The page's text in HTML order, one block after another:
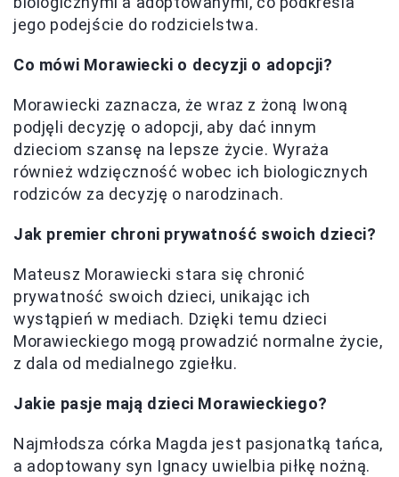
jego podejście do rodzicielstwa.
Co mówi Morawiecki o decyzji o adopcji?
Morawiecki zaznacza, że wraz z żoną Iwoną
podjęli decyzję o adopcji, aby dać innym
dzieciom szansę na lepsze życie. Wyraża
również wdzięczność wobec ich biologicznych
rodziców za decyzję o narodzinach.
Jak premier chroni prywatność swoich dzieci?
Mateusz Morawiecki stara się chronić
prywatność swoich dzieci, unikając ich
wystąpień w mediach. Dzięki temu dzieci
Morawieckiego mogą prowadzić normalne życie,
z dala od medialnego zgiełku.
Jakie pasje mają dzieci Morawieckiego?
Najmłodsza córka Magda jest pasjonatką tańca,
a adoptowany syn Ignacy uwielbia piłkę nożną.